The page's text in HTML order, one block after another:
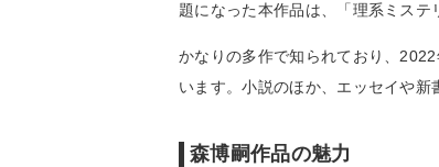
題になった本作品は、「理系ミステ
かなりの多作で知られており、
います。小説のほか、エッセイや新
森博嗣作品の魅力